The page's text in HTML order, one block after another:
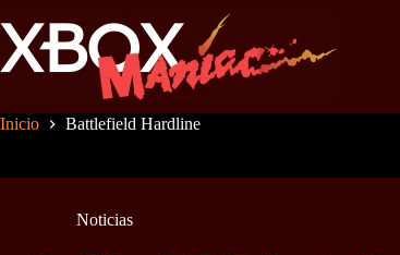
al
contenido
Inicio Battlefield Hardline
Noticias